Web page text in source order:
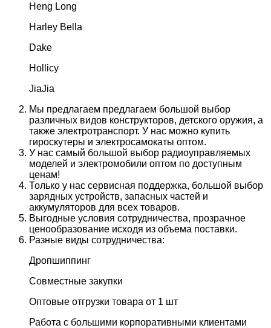
Heng Long
Harley Bella
Dake
Hollicy
JiaJia
Мы предлагаем предлагаем большой выбор
различных видов конструкторов, детского оружия, а
также электротранспорт. У нас можно купить
гироскутеры и электросамокаты оптом.
У нас самый большой выбор радиоуправляемых
моделей и электромобили оптом по доступным
ценам!
Только у нас сервисная поддержка, большой выбор
зарядных устройств, запасных частей и
аккумуляторов для всех товаров.
Выгодные условия сотрудничества, прозрачное
ценообразование исходя из объема поставки.
Разные виды сотрудничества:
Дропшиппинг
Совместные закупки
Оптовые отгрузки товара от 1 шт
Работа с большими корпоративными клиентами